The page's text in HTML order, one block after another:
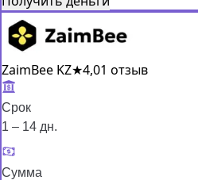
ZaimBee KZ★4,01 отзыв
Срок
1 – 14 дн.
Сумма